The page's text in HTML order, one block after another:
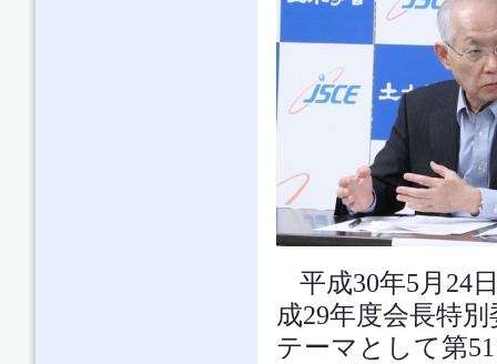
平成30年5月24
成29年度会長特
テーマとして第